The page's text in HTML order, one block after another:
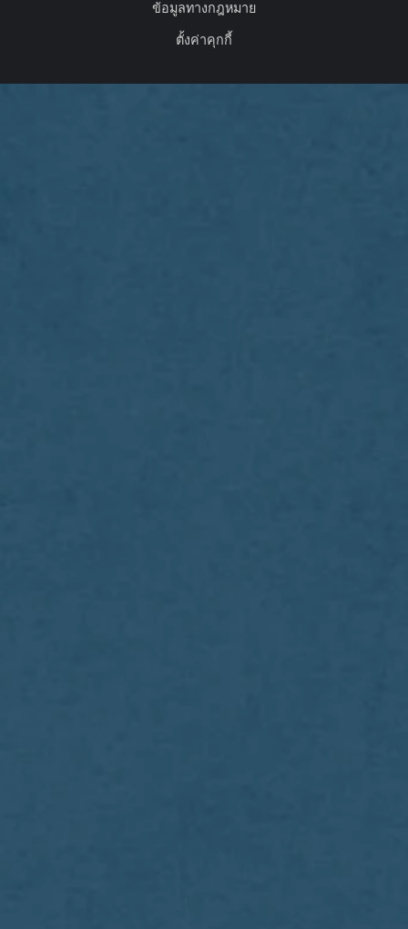
ข้อมูลทางกฎหมาย
ตั้งค่าคุกกี้